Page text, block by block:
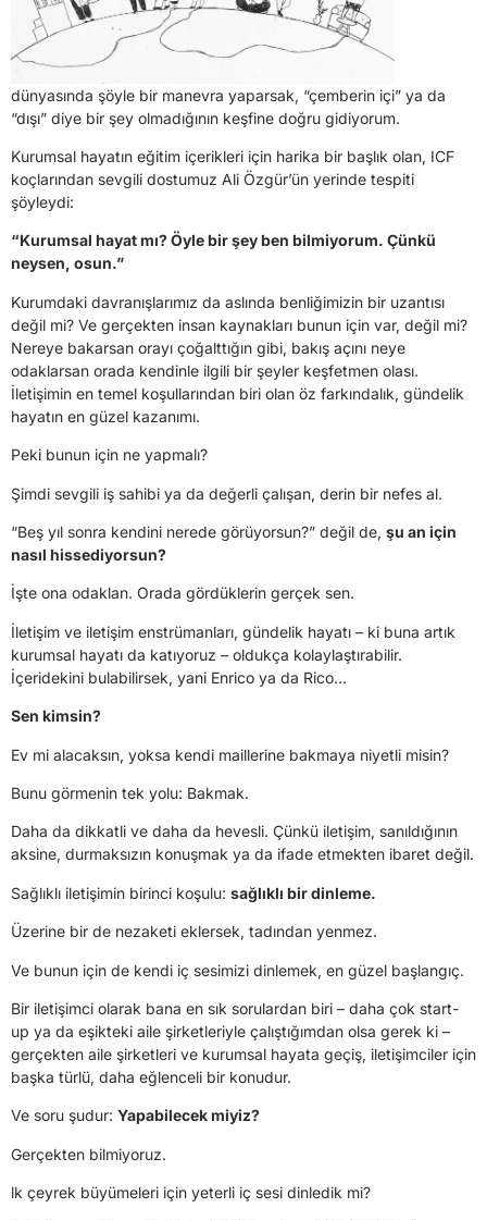
dünyasında şöyle bir manevra yaparsak, “çemberin içi” ya da
“dışı” diye bir şey olmadığının keşfine doğru gidiyorum.
Kurumsal hayatın eğitim içerikleri için harika bir başlık olan, ICF
koçlarından sevgili dostumuz Ali Özgür’ün yerinde tespiti
şöyleydi:
“Kurumsal hayat mı? Öyle bir şey ben bilmiyorum. Çünkü
neysen, osun.”
Kurumdaki davranışlarımız da aslında benliğimizin bir uzantısı
değil mi? Ve gerçekten insan kaynakları bunun için var, değil mi?
Nereye bakarsan orayı çoğalttığın gibi, bakış açını neye
odaklarsan orada kendinle ilgili bir şeyler keşfetmen olası.
İletişimin en temel koşullarından biri olan öz farkındalık, gündelik
hayatın en güzel kazanımı.
Peki bunun için ne yapmalı?
Şimdi sevgili iş sahibi ya da değerli çalışan, derin bir nefes al.
“Beş yıl sonra kendini nerede görüyorsun?” değil de, şu an için
nasıl hissediyorsun?
İşte ona odaklan. Orada gördüklerin gerçek sen.
İletişim ve iletişim enstrümanları, gündelik hayatı – ki buna artık
kurumsal hayatı da katıyoruz – oldukça kolaylaştırabilir.
İçeridekini bulabilirsek, yani Enrico ya da Rico…
Sen kimsin?
Ev mi alacaksın, yoksa kendi maillerine bakmaya niyetli misin?
Bunu görmenin tek yolu: Bakmak.
Daha da dikkatli ve daha da hevesli. Çünkü iletişim, sanıldığının
aksine, durmaksızın konuşmak ya da ifade etmekten ibaret değil.
Sağlıklı iletişimin birinci koşulu: sağlıklı bir dinleme.
Üzerine bir de nezaketi eklersek, tadından yenmez.
Ve bunun için de kendi iç sesimizi dinlemek, en güzel başlangıç.
Bir iletişimci olarak bana en sık sorulardan biri – daha çok start-
up ya da eşikteki aile şirketleriyle çalıştığımdan olsa gerek ki –
gerçekten aile şirketleri ve kurumsal hayata geçiş, iletişimciler için
başka türlü, daha eğlenceli bir konudur.
Ve soru şudur: Yapabilecek miyiz?
Gerçekten bilmiyoruz.
lk çeyrek büyümeleri için yeterli iç sesi dinledik mi?